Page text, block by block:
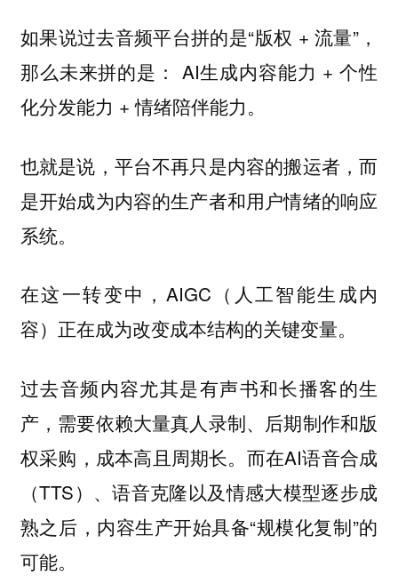
如果说过去音频平台拼的是“版权 + 流量”，
那么未来拼的是： AI生成内容能力 + 个性
化分发能力 + 情绪陪伴能力。
也就是说，平台不再只是内容的搬运者，而
是开始成为内容的生产者和用户情绪的响应
系统。
在这一转变中，AIGC（人工智能生成内
容）正在成为改变成本结构的关键变量。
过去音频内容尤其是有声书和长播客的生
产，需要依赖大量真人录制、后期制作和版
权采购，成本高且周期长。而在AI语音合成
（TTS）、语音克隆以及情感大模型逐步成
熟之后，内容生产开始具备“规模化复制”的
可能。